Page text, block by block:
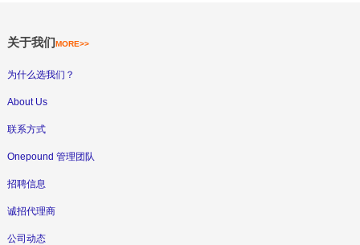
关于我们MORE>>
为什么选我们？
About Us
联系方式
Onepound 管理团队
招聘信息
诚招代理商
公司动态